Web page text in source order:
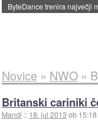
Spletne strani začele
Novice » NWO»
Britanski cariniki
Mandi :: 18. jul 2013 ob 15:18